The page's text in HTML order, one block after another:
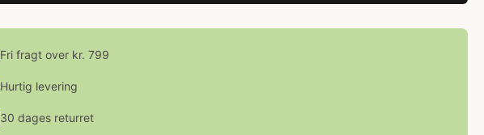
Fri fragt over kr. 799
Hurtig levering
30 dages returret